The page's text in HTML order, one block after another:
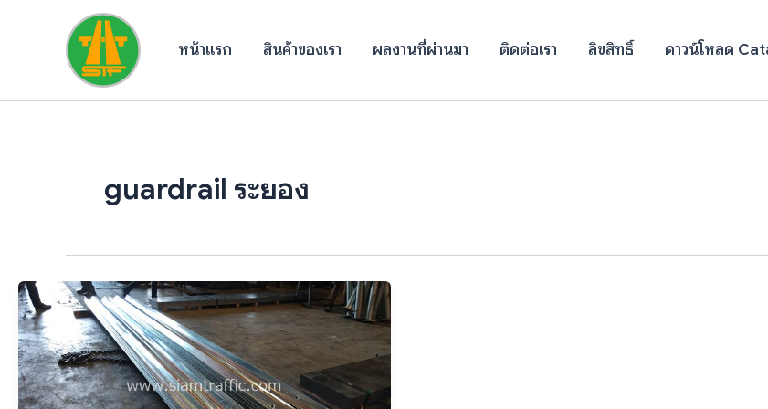
หน้าแรก สินค้าของเรา ผลงานที่ผ่านมา ติดต่อเรา ลิขสิทธิ์ ดาวน์โหลด
guardrail ระยอง